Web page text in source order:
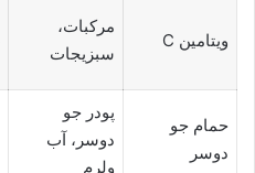
ویتامین C
مرکبات،
سبزیجات
حمام جو
دوسر
پودر جو
دوسر، آب
ولرم